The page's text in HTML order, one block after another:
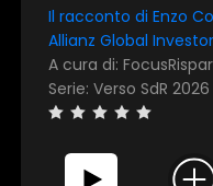
Il racconto di Enzo
Allianz Global
A cura di:
Serie: Verso SdR 2026